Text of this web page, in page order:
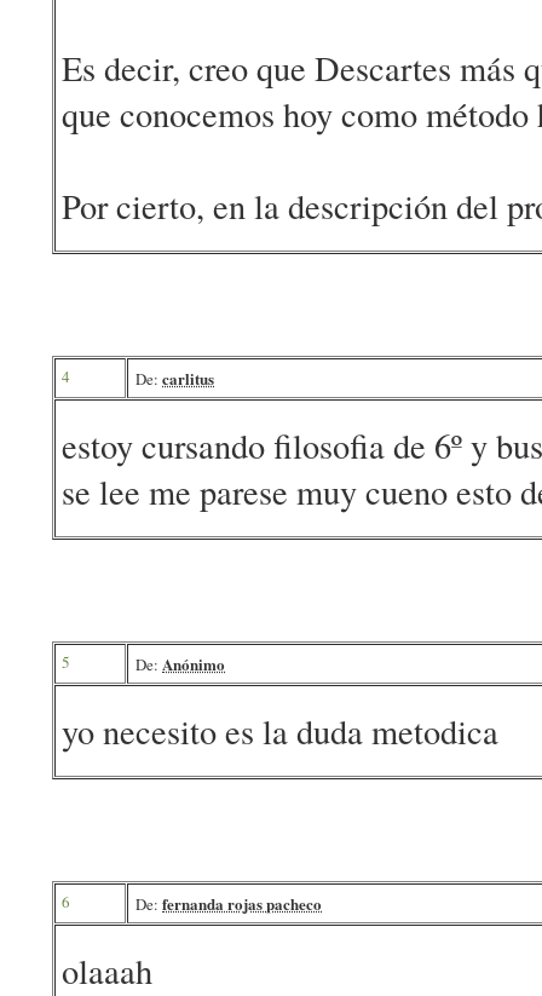
Es decir, creo que Descartes
que conocemos hoy como
Por cierto, en la descripción del
4 De: carlitus
estoy cursando filosofia de 6º y
se lee me parese muy cueno esto
5 De: Anónimo
yo necesito es la duda metodica
6 De: fernanda rojas pacheco
olaaah